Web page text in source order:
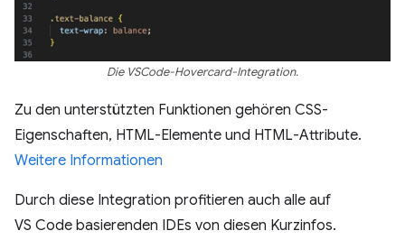
Die VSCode-Hovercard-Integration.
Zu den unterstützten Funktionen gehören CSS-
Eigenschaften, HTML-Elemente und HTML-Attribute.
Weitere Informationen
Durch diese Integration profitieren auch alle auf
VS Code basierenden IDEs von diesen Kurzinfos.